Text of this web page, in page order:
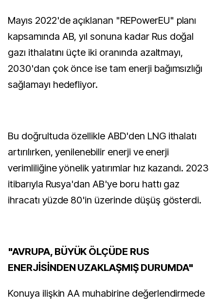
Mayıs 2022'de açıklanan "REPowerEU" planı
kapsamında AB, yıl sonuna kadar Rus doğal
gazı ithalatını üçte iki oranında azaltmayı,
2030'dan çok önce ise tam enerji bağımsızlığı
sağlamayı hedefliyor.
Bu doğrultuda özellikle ABD'den LNG ithalatı
artırılırken, yenilenebilir enerji ve enerji
verimliliğine yönelik yatırımlar hız kazandı. 2023
itibarıyla Rusya'dan AB'ye boru hattı gaz
ihracatı yüzde 80'in üzerinde düşüş gösterdi.
"AVRUPA, BÜYÜK ÖLÇÜDE RUS
ENERJİSİNDEN UZAKLAŞMIŞ DURUMDA"
Konuya ilişkin AA muhabirine değerlendirmede